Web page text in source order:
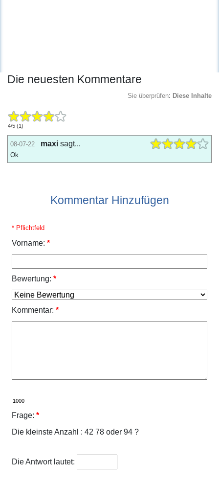
Die neuesten Kommentare
Sie überprüfen: Diese Inhalte
4/5 (1)
08-07-22 maxi sagt...
Ok
Kommentar Hinzufügen
* Pflichtfeld
Vorname: *
Bewertung: *
Kommentar: *
Frage: *
Die kleinste Anzahl : 42 78 oder 94 ?
Die Antwort lautet: